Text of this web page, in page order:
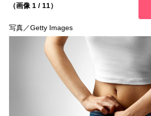
（画像 1 / 11）
写真／Getty Images